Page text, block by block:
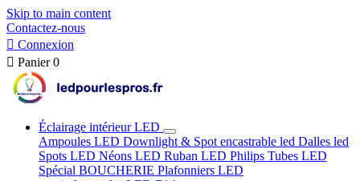
Skip to main content
Contactez-nous
 Connexion
 Panier 0
Éclairage intérieur LED
Ampoules LED Downlight & Spot encastrable led Dalles led
Spots LED Néons LED Ruban LED Philips Tubes LED
Spécial BOUCHERIE Plafonniers LED